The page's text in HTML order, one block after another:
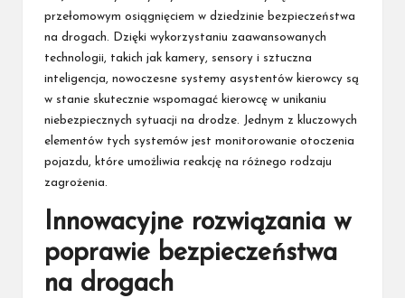
przełomowym osiągnięciem w dziedzinie bezpieczeństwa
na drogach. Dzięki wykorzystaniu zaawansowanych
technologii, takich jak kamery, sensory i sztuczna
inteligencja, nowoczesne systemy asystentów kierowcy są
w stanie skutecznie wspomagać kierowcę w unikaniu
niebezpiecznych sytuacji na drodze. Jednym z kluczowych
elementów tych systemów jest monitorowanie otoczenia
pojazdu, które umożliwia reakcję na różnego rodzaju
zagrożenia.
Innowacyjne rozwiązania w
poprawie bezpieczeństwa
na drogach